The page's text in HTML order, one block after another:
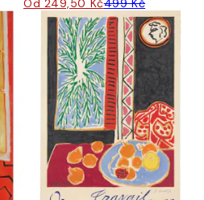
Od 249,50 Kč499 Kč